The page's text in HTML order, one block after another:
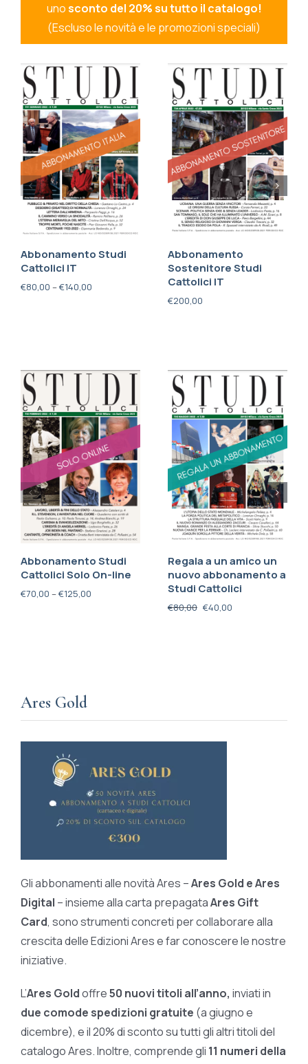
unosconto del 20% su tutto il catalogo!
(Escluso le novità e le promozioni speciali)
Abbonamento Studi
Cattolici IT
€80,00 –€140,00
Abbonamento
Sostenitore Studi
Cattolici IT
€200,00
Abbonamento Studi
Cattolici Solo On-line
€70,00 –€125,00
Regala a un amico un
nuovo abbonamento a
Studi Cattolici
€80,00 €40,00
Ares Gold
Gli abbonamenti alle novità Ares –Ares Gold e Ares
Digital – insieme alla carta prepagataAres Gift
Card, sono strumenti concreti per collaborare alla
crescita delle Edizioni Ares e far conoscere le nostre
iniziative.
L’Ares Goldoffre50 nuovi titoli all’anno, inviati in
due comode spedizioni gratuite (a giugno e
dicembre), e il 20% di sconto su tutti gli altri titoli del
catalogo Ares. Inoltre, comprende gli 11 numeri della